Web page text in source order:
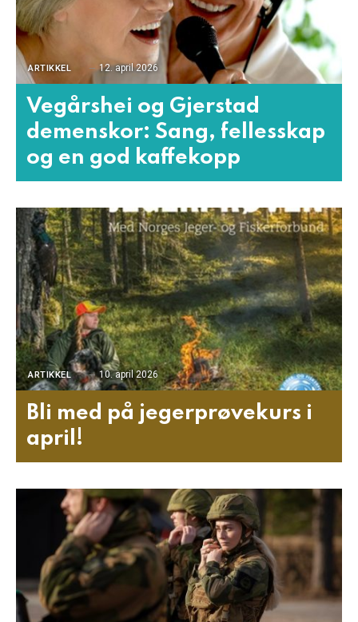
ARTIKKEL 12. april 2026
Vegårshei og Gjerstad
demenskor: Sang, fellesskap
og en god kaffekopp
ARTIKKEL 10. april 2026
Bli med på jegerprøvekurs i
april!